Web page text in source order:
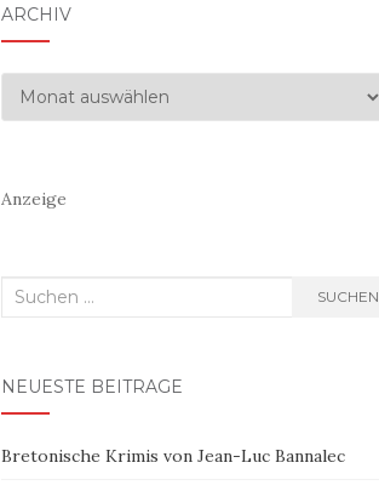
ARCHIV
Archiv
Anzeige
Suchen
SUCHEN
NEUESTE BEITRÄGE
Bretonische Krimis von Jean-Luc Bannalec